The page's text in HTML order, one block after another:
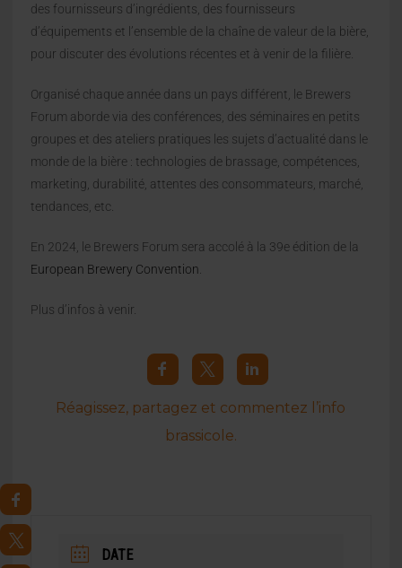
des fournisseurs d’ingrédients, des fournisseurs
d’équipements et l’ensemble de la chaîne de valeur de la bière,
pour discuter des évolutions récentes et à venir de la filière.
Organisé chaque année dans un pays différent, le Brewers
Forum aborde via des conférences, des séminaires en petits
groupes et des ateliers pratiques les sujets d’actualité dans le
monde de la bière : technologies de brassage, compétences,
marketing, durabilité, attentes des consommateurs, marché,
tendances, etc.
En 2024, le Brewers Forum sera accolé à la 39e édition de la
European Brewery Convention
Plus d’infos à venir.
Réagissez, partagez et commentez l’info
brassicole.
DATE